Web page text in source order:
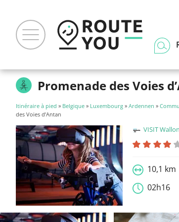
Promenade des Voies
Itinéraire à pied » Belgique » Luxembourg » Ardennen »
des Voies d’Antan
VISIT
10,1 km
02h16